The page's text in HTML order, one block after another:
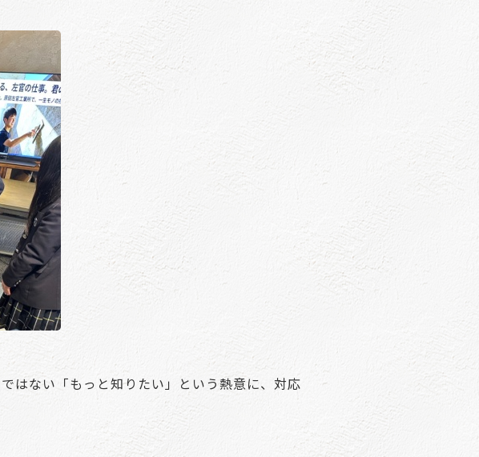
はない「もっと知りたい」という熱意に、対応